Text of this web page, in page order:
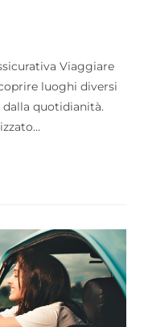
Viaggiare
luoghi diversi
quotidianità.